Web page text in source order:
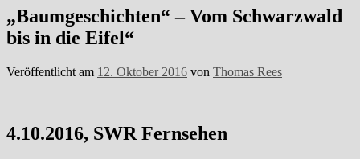
„Baumgeschichten“ – Vom Schwarzwald
bis in die Eifel“
Veröffentlicht am 12. Oktober 2016 von Thomas Rees
4.10.2016, SWR Fernsehen